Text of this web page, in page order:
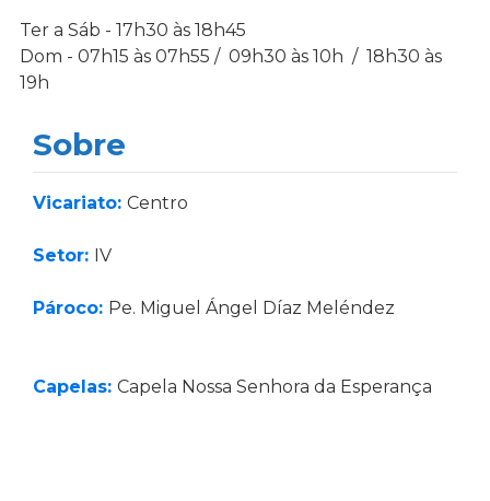
Ter a Sáb - 17h30 às 18h45
Dom - 07h15 às 07h55 / 09h30 às 10h / 18h30 às
19h
Sobre
Vicariato: Centro
Setor: IV
Pároco: Pe. Miguel Ángel Díaz Meléndez
Capelas: Capela Nossa Senhora da Esperança